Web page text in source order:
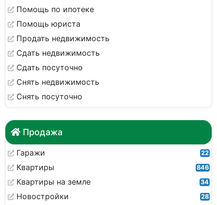
Помощь по ипотеке
Помощь юриста
Продать недвижимость
Сдать недвижимость
Сдать посуточно
Снять недвижимость
Снять посуточно
Продажа
Гаражи 22
Квартиры 846
Квартиры на земле 34
Новостройки 28